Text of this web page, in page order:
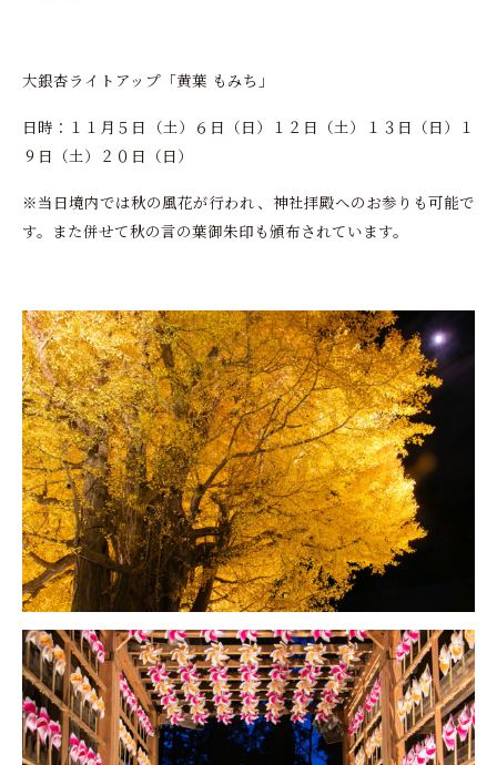
大銀杏ライトアップ「黄葉 もみち」
日時：１１月５日（土）６日（日）１２日（土）１３日（日）１
９日（土）２０日（日）
※当日境内では秋の風花が行われ、神社拝殿へのお参りも可能で
す。また併せて秋の言の葉御朱印も頒布されています。